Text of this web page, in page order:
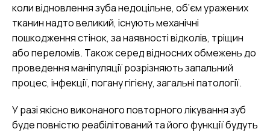
коли відновлення зуба недоцільне, об’єм уражених
тканин надто великий, існують механічні
пошкодження стінок, за наявності відколів, тріщин
або переломів. Також серед відносних обмежень до
проведення маніпуляції розрізняють запальний
процес, інфекції, погану гігієну, загальні патології.
У разі якісно виконаного повторного лікування зуб
буде повністю реабілітований та його функції будуть